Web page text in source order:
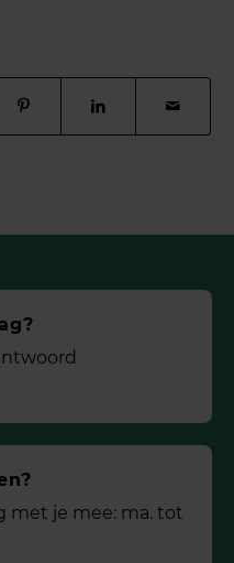
met je mee: ma. tot